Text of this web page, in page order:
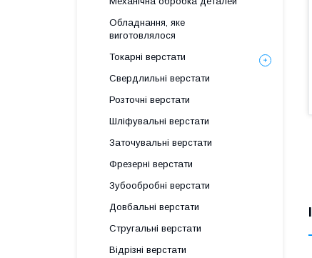
Обладнання, яке
виготовлялося
Токарні верстати
Свердлильні верстати
Розточні верстати
Шліфувальні верстати
Заточувальні верстати
Фрезерні верстати
Зубообробні верстати
Довбальні верстати
Стругальні верстати
Відрізні верстати